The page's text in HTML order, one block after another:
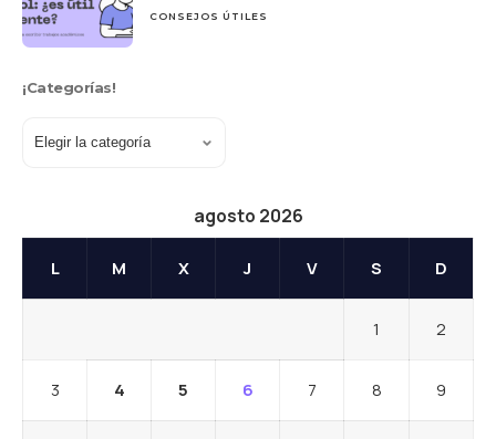
CONSEJOS ÚTILES
¡Categorías!
agosto 2026
L M X J V S D
1 2
3 4 5 6 7 8 9